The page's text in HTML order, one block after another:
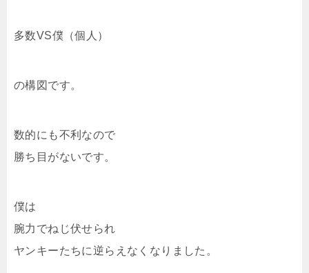
多数VS僕（個人）
の構図です。
数的にも不利なので
勝ち目がないです。
僕は
腕力でねじ伏せられ
ヤンキーたちに逆らえなくなりました。